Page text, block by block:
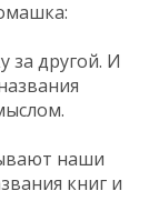
за другой. И
наши
книг и